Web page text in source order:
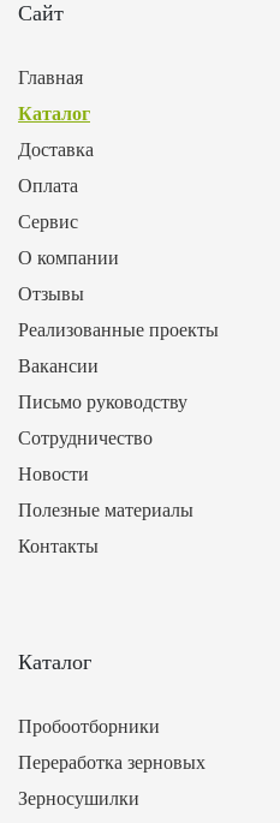
Сайт
Главная
Каталог
Доставка
Оплата
Сервис
О компании
Отзывы
Реализованные проекты
Вакансии
Письмо руководству
Сотрудничество
Новости
Полезные материалы
Контакты
Каталог
Пробоотборники
Переработка зерновых
Зерносушилки